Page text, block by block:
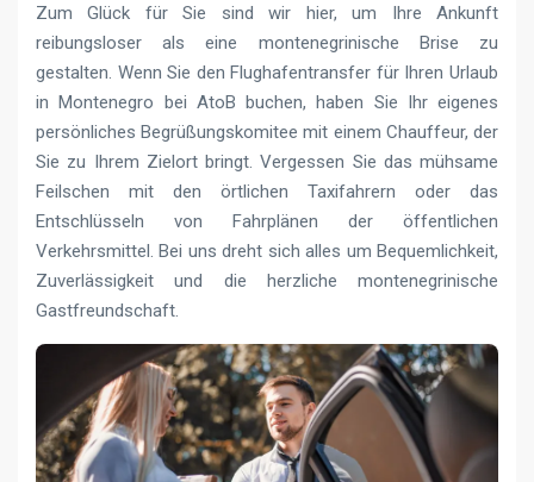
Zum Glück für Sie sind wir hier, um Ihre Ankunft
reibungsloser als eine montenegrinische Brise zu
gestalten. Wenn Sie den Flughafentransfer für Ihren Urlaub
in Montenegro bei AtoB buchen, haben Sie Ihr eigenes
persönliches Begrüßungskomitee mit einem Chauffeur, der
Sie zu Ihrem Zielort bringt. Vergessen Sie das mühsame
Feilschen mit den örtlichen Taxifahrern oder das
Entschlüsseln von Fahrplänen der öffentlichen
Verkehrsmittel. Bei uns dreht sich alles um Bequemlichkeit,
Zuverlässigkeit und die herzliche montenegrinische
Gastfreundschaft.